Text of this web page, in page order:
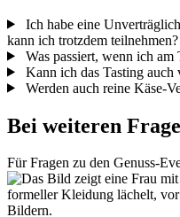
Ich habe eine
kann ich trotzdem teilnehmen?
Was passiert, wenn ich
Kann ich das Tasting auch
Werden auch reine Käse-
Bei weiteren
Für Fragen zu den Genuss-